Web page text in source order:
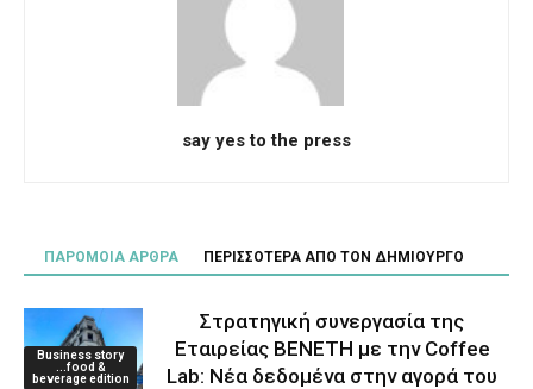
say yes to the press
ΠΑΡΟΜΟΙΑ ΑΡΘΡΑ ΠΕΡΙΣΣΟΤΕΡΑ ΑΠΟ ΤΟΝ ΔΗΜΙΟΥΡΓΟ
Business story
...food &
beverage edition
Στρατηγική συνεργασία της
Εταιρείας ΒΕΝΕΤΗ με την Coffee
Lab: Νέα δεδομένα στην αγορά του